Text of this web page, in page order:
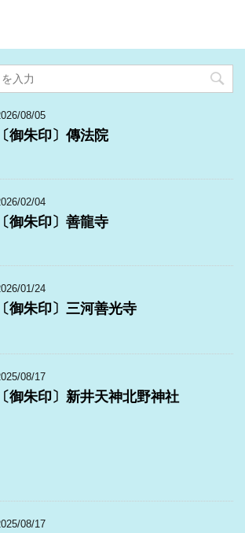
08/05
〔御朱印〕傳法院
02/04
〔御朱印〕善龍寺
01/24
〔御朱印〕三河善光寺
08/17
〔御朱印〕新井天神北野神社
08/17